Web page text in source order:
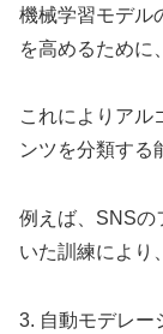
機械学習モデ
を高めるために
これによりアル
ンツを分類する
例えば、SNSの
いた訓練により
3. 自動モデレー